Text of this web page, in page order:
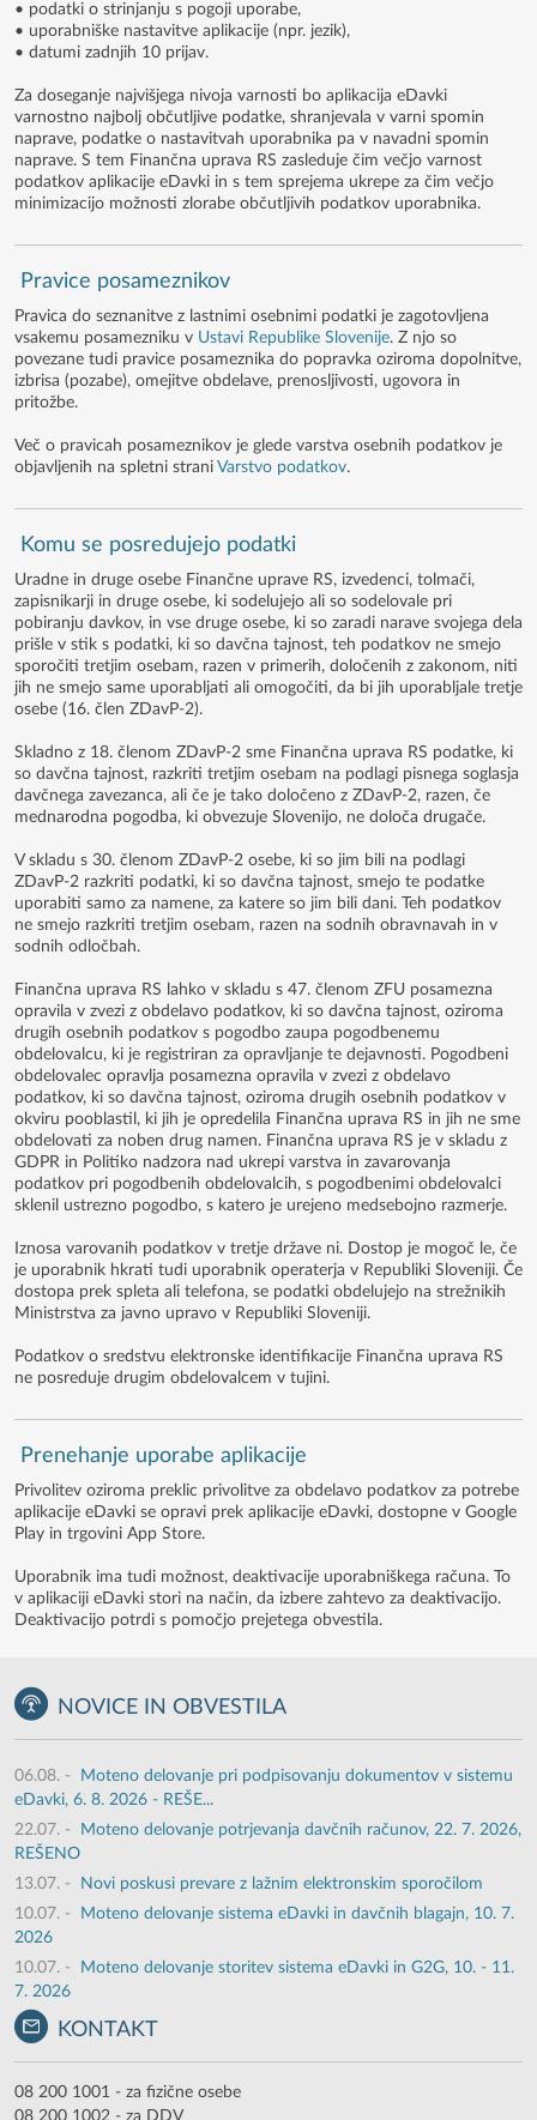
• podatki o strinjanju s pogoji uporabe,
• uporabniške nastavitve aplikacije (npr. jezik),
• datumi zadnjih 10 prijav.
Za doseganje najvišjega nivoja varnosti bo aplikacija eDavki
varnostno najbolj občutljive podatke, shranjevala v varni spomin
naprave, podatke o nastavitvah uporabnika pa v navadni spomin
naprave. S tem Finančna uprava RS zasleduje čim večjo varnost
podatkov aplikacije eDavki in s tem sprejema ukrepe za čim večjo
minimizacijo možnosti zlorabe občutljivih podatkov uporabnika.
Pravice posameznikov
Pravica do seznanitve z lastnimi osebnimi podatki je zagotovljena
vsakemu posamezniku v Ustavi Republike Slovenije. Z njo so
povezane tudi pravice posameznika do popravka oziroma dopolnitve,
izbrisa (pozabe), omejitve obdelave, prenosljivosti, ugovora in
pritožbe.
Več o pravicah posameznikov je glede varstva osebnih podatkov je
objavljenih na spletni strani Varstvo podatkov.
Komu se posredujejo podatki
Uradne in druge osebe Finančne uprave RS, izvedenci, tolmači,
zapisnikarji in druge osebe, ki sodelujejo ali so sodelovale pri
pobiranju davkov, in vse druge osebe, ki so zaradi narave svojega dela
prišle v stik s podatki, ki so davčna tajnost, teh podatkov ne smejo
sporočiti tretjim osebam, razen v primerih, določenih z zakonom, niti
jih ne smejo same uporabljati ali omogočiti, da bi jih uporabljale tretje
osebe (16. člen ZDavP-2).
Skladno z 18. členom ZDavP-2 sme Finančna uprava RS podatke, ki
so davčna tajnost, razkriti tretjim osebam na podlagi pisnega soglasja
davčnega zavezanca, ali če je tako določeno z ZDavP-2, razen, če
mednarodna pogodba, ki obvezuje Slovenijo, ne določa drugače.
V skladu s 30. členom ZDavP-2 osebe, ki so jim bili na podlagi
ZDavP-2 razkriti podatki, ki so davčna tajnost, smejo te podatke
uporabiti samo za namene, za katere so jim bili dani. Teh podatkov
ne smejo razkriti tretjim osebam, razen na sodnih obravnavah in v
sodnih odločbah.
Finančna uprava RS lahko v skladu s 47. členom ZFU posamezna
opravila v zvezi z obdelavo podatkov, ki so davčna tajnost, oziroma
drugih osebnih podatkov s pogodbo zaupa pogodbenemu
obdelovalcu, ki je registriran za opravljanje te dejavnosti. Pogodbeni
obdelovalec opravlja posamezna opravila v zvezi z obdelavo
podatkov, ki so davčna tajnost, oziroma drugih osebnih podatkov v
okviru pooblastil, ki jih je opredelila Finančna uprava RS in jih ne sme
obdelovati za noben drug namen. Finančna uprava RS je v skladu z
GDPR in Politiko nadzora nad ukrepi varstva in zavarovanja
podatkov pri pogodbenih obdelovalcih, s pogodbenimi obdelovalci
sklenil ustrezno pogodbo, s katero je urejeno medsebojno razmerje.
Iznosa varovanih podatkov v tretje države ni. Dostop je mogoč le, če
je uporabnik hkrati tudi uporabnik operaterja v Republiki Sloveniji. Če
dostopa prek spleta ali telefona, se podatki obdelujejo na strežnikih
Ministrstva za javno upravo v Republiki Sloveniji.
Podatkov o sredstvu elektronske identifikacije Finančna uprava RS
ne posreduje drugim obdelovalcem v tujini.
Prenehanje uporabe aplikacije
Privolitev oziroma preklic privolitve za obdelavo podatkov za potrebe
aplikacije eDavki se opravi prek aplikacije eDavki, dostopne v Google
Play in trgovini App Store.
Uporabnik ima tudi možnost, deaktivacije uporabniškega računa. To
v aplikaciji eDavki stori na način, da izbere zahtevo za deaktivacijo.
Deaktivacijo potrdi s pomočjo prejetega obvestila.
NOVICE IN OBVESTILA
06.08. -
Moteno delovanje pri podpisovanju dokumentov v sistemu
eDavki, 6. 8. 2026 - REŠE...
22.07. -
Moteno delovanje potrjevanja davčnih računov, 22. 7. 2026,
REŠENO
13.07. -
Novi poskusi prevare z lažnim elektronskim sporočilom
10.07. -
Moteno delovanje sistema eDavki in davčnih blagajn, 10. 7.
2026
10.07. -
Moteno delovanje storitev sistema eDavki in G2G, 10. - 11.
7. 2026
KONTAKT
08 200 1001 - za fizične osebe